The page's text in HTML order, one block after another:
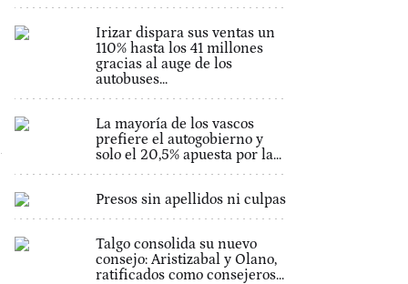
Irizar dispara sus ventas un
110% hasta los 41 millones
gracias al auge de los
autobuses...
La mayoría de los vascos
prefiere el autogobierno y
solo el 20,5% apuesta por la...
Presos sin apellidos ni culpas
Talgo consolida su nuevo
consejo: Aristizabal y Olano,
ratificados como consejeros...